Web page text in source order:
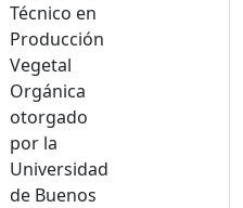
Técnico en
Producción
Vegetal
Orgánica
otorgado
por la
Universidad
de Buenos